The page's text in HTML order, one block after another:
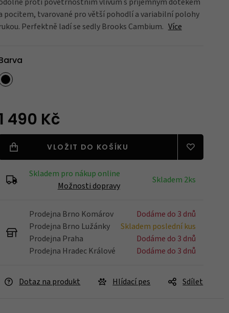
Blatníky
Držáky na kola
Zrcátka
pocitem, tvarované pro větší pohodlí a variabilní polohy
Perfektně ladí se sedly Brooks Cambium. Více
490 Kč
VLOŽIT DO KOŠÍKU
Skladem pro nákup online
Možnosti dopravy
Skladem 2ks
Prodejna Brno Komárov
Dodáme do 3 dnů
Prodejna Brno Lužánky
Skladem poslední kus
Prodejna Praha
Dodáme do 3 dnů
Prodejna Hradec Králové
Dodáme do 3 dnů
Dotaz na produkt Hlídací pes Sdílet